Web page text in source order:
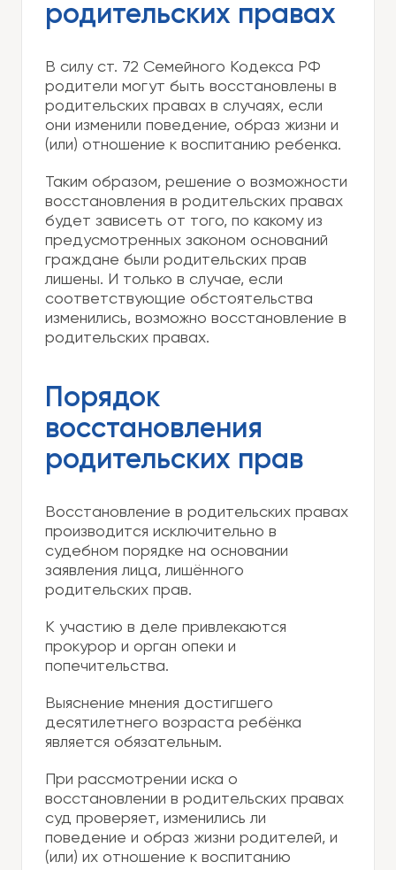
родительских правах
В силу ст. 72 Семейного Кодекса РФ
родители могут быть восстановлены в
родительских правах в случаях, если
они изменили поведение, образ жизни и
(или) отношение к воспитанию ребенка.
Таким образом, решение о возможности
восстановления в родительских правах
будет зависеть от того, по какому из
предусмотренных законом оснований
граждане были родительских прав
лишены. И только в случае, если
соответствующие обстоятельства
изменились, возможно восстановление в
родительских правах.
Порядок
восстановления
родительских прав
Восстановление в родительских правах
производится исключительно в
судебном порядке на основании
заявления лица, лишённого
родительских прав.
К участию в деле привлекаются
прокурор и орган опеки и
попечительства.
Выяснение мнения достигшего
десятилетнего возраста ребёнка
является обязательным.
При рассмотрении иска о
восстановлении в родительских правах
суд проверяет, изменились ли
поведение и образ жизни родителей, и
(или) их отношение к воспитанию